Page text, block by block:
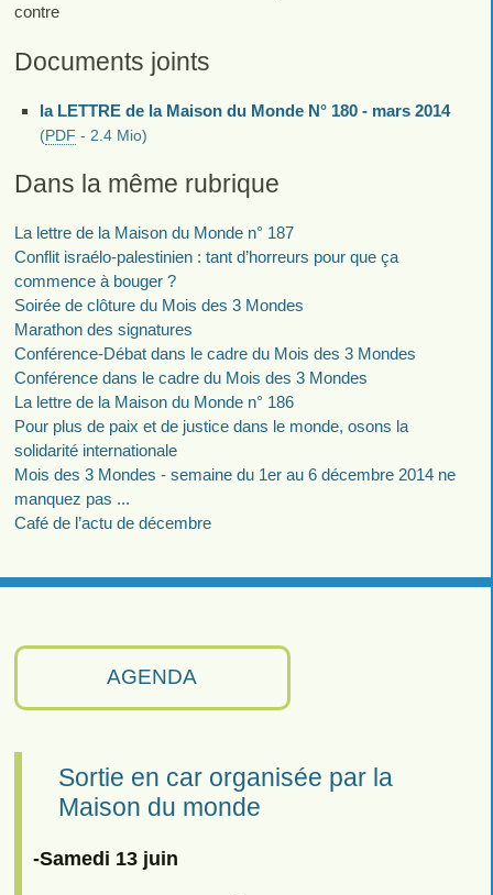
AGENDA
Sortie en car organisée par la
Maison du monde
-Samedi 13 juin
contre
Documents joints
la LETTRE de la Maison du Monde N° 180 - mars 2014
(PDF - 2.4 Mio)
Dans la même rubrique
La lettre de la Maison du Monde n° 187
Conflit israélo-palestinien : tant d’horreurs pour que ça
commence à bouger ?
Soirée de clôture du Mois des 3 Mondes
Marathon des signatures
Conférence-Débat dans le cadre du Mois des 3 Mondes
Conférence dans le cadre du Mois des 3 Mondes
La lettre de la Maison du Monde n° 186
Pour plus de paix et de justice dans le monde, osons la
solidarité internationale
Mois des 3 Mondes - semaine du 1er au 6 décembre 2014 ne
manquez pas ...
Café de l’actu de décembre